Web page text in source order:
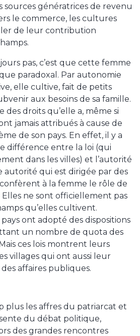
sources génératrices de revenu
le commerce, les cultures
de leur contribution
pas, c’est que cette femme
paradoxal. Par autonomie
elle cultive, fait de petits
aux besoins de sa famille.
des droits qu’elle a, même si
jamais attribués à cause de
de son pays. En effet, il y a
différence entre la loi (qui
dans les villes) et l’autorité
autorité qui est dirigée par des
à la femme le rôle de
ne sont officiellement pas
qu’elles cultivent.
ont adopté des dispositions
un nombre de quota des
ces lois montrent leurs
villages qui ont aussi leur
affaires publiques.
plus les affres du patriarcat et
du débat politique,
des grandes rencontres